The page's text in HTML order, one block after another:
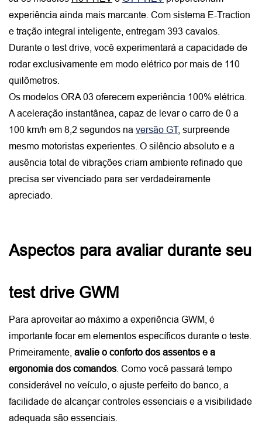
experiência ainda mais marcante. Com sistema E-Traction
e tração integral inteligente, entregam 393 cavalos.
Durante o test drive, você experimentará a capacidade de
rodar exclusivamente em modo elétrico por mais de 110
quilômetros.
Os modelos ORA 03 oferecem experiência 100% elétrica.
A aceleração instantânea, capaz de levar o carro de 0 a
100 km/h em 8,2 segundos na versão GT, surpreende
mesmo motoristas experientes. O silêncio absoluto e a
ausência total de vibrações criam ambiente refinado que
precisa ser vivenciado para ser verdadeiramente
apreciado.
Aspectos para avaliar durante seu
test drive GWM
Para aproveitar ao máximo a experiência GWM, é
importante focar em elementos específicos durante o teste.
Primeiramente, avalie o conforto dos assentos e a
ergonomia dos comandos . Como você passará tempo
considerável no veículo, o ajuste perfeito do banco, a
facilidade de alcançar controles essenciais e a visibilidade
adequada são essenciais.